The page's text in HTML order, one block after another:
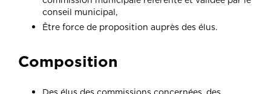
conseil municipal,
Être force de proposition auprès des élus.
Composition